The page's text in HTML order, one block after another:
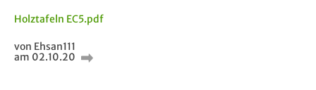
Holztafeln EC5.pdf
von Ehsan111
am 02.10.20